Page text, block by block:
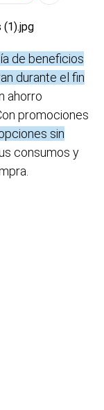
de beneficios
durante el fin
ahorro
promociones
sin
consumos y